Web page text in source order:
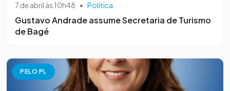
7 de abril às 10h48 • Política
Gustavo Andrade assume Secretaria de Turismo
de Bagé
PELO PL